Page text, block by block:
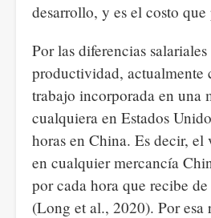
desarrollo, y es el costo
Por las diferencias
productividad, actualmente
trabajo incorporada en una
cualquiera en Estados
horas en China. Es decir, el
en cualquier mercancía
por cada hora que recibe
(Long et al., 2020). Por esa